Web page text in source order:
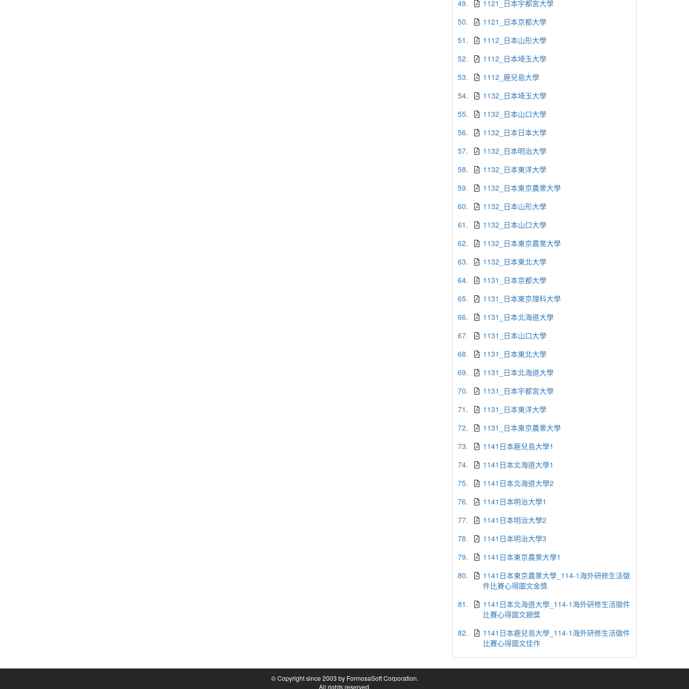
49.
1121_日本宇都宮大學
50.
1121_日本京都大學
51.
1112_日本山形大學
52.
1112_日本埼玉大學
53.
1112_鹿兒島大學
54.
1132_日本埼玉大學
55.
1132_日本山口大學
56.
1132_日本日本大學
57.
1132_日本明治大學
58.
1132_日本東洋大學
59.
1132_日本東京農業大學
60.
1132_日本山形大學
61.
1132_日本山口大學
62.
1132_日本東京農業大學
63.
1132_日本東北大學
64.
1131_日本京都大學
65.
1131_日本東京理科大學
66.
1131_日本北海道大學
67.
1131_日本山口大學
68.
1131_日本東北大學
69.
1131_日本北海道大學
70.
1131_日本宇都宮大學
71.
1131_日本東洋大學
72.
1131_日本東京農業大學
73.
1141日本鹿兒島大學1
74.
1141日本北海道大學1
75.
1141日本北海道大學2
76.
1141日本明治大學1
77.
1141日本明治大學2
78.
1141日本明治大學3
79.
1141日本東京農業大學1
80.
1141日本東京農業大學_114-1海外研修生活徵
件比賽心得圖文金獎
81.
1141日本北海道大學_114-1海外研修生活徵件
比賽心得圖文銀獎
82.
1141日本鹿兒島大學_114-1海外研修生活徵件
比賽心得圖文佳作
© Copyright since 2003 by FormosaSoft Corporation.
All rights reserved.